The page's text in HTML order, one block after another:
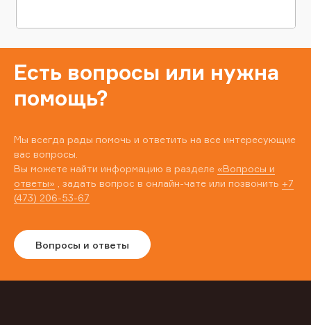
Есть вопросы или нужна
помощь?
Мы всегда рады помочь и ответить на все интересующие
вас вопросы.
Вы можете найти информацию в разделе «Вопросы и
ответы» , задать вопрос в онлайн-чате или позвонить +7
(473) 206-53-67
Вопросы и ответы